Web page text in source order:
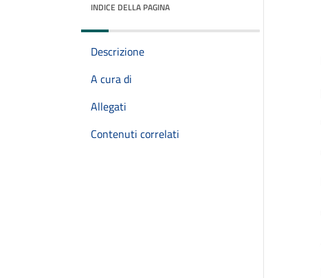
INDICE DELLA PAGINA
Descrizione
A cura di
Allegati
Contenuti correlati